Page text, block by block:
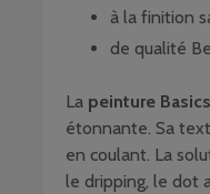
à la finition
de qualité
La peinture
étonnante. Sa
en coulant. La
le dripping, le dot